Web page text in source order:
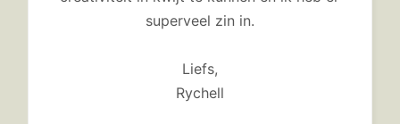
superveel zin in.
Liefs,
Rychell